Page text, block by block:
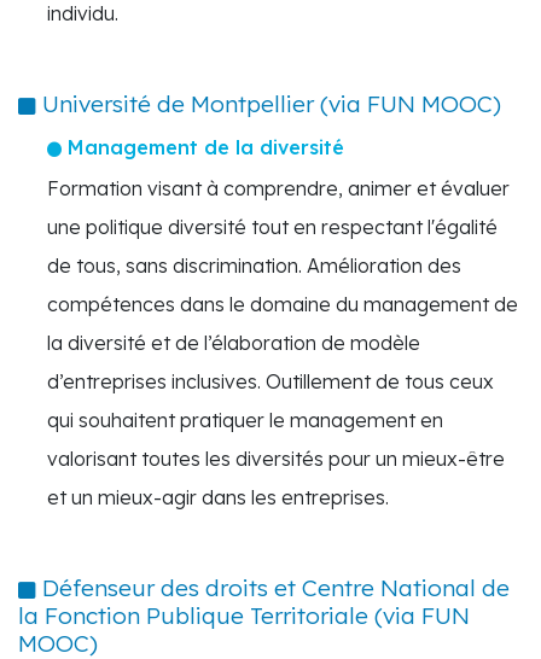
individu.
Université de Montpellier (via FUN MOOC)
Management de la diversité
Formation visant à comprendre, animer et évaluer
une politique diversité tout en respectant l'égalité
de tous, sans discrimination. Amélioration des
compétences dans le domaine du management de
la diversité et de l’élaboration de modèle
d’entreprises inclusives. Outillement de tous ceux
qui souhaitent pratiquer le management en
valorisant toutes les diversités pour un mieux-être
et un mieux-agir dans les entreprises.
Défenseur des droits et Centre National de
la Fonction Publique Territoriale (via FUN
MOOC)